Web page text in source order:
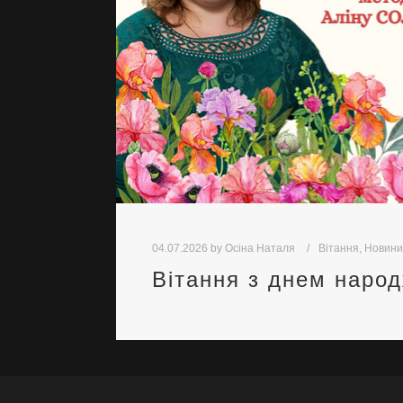
04.07.2026 by Осіна Наталя Вітання Новини
Вітання з днем